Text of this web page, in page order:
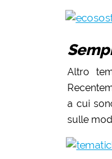
Altro
a cui
sulle